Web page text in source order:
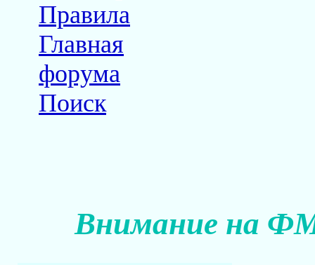
Правила
Главная
форума
Поиск
Внимание на